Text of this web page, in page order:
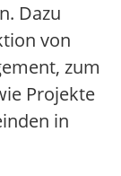
Dazu
von
zum
Projekte
in